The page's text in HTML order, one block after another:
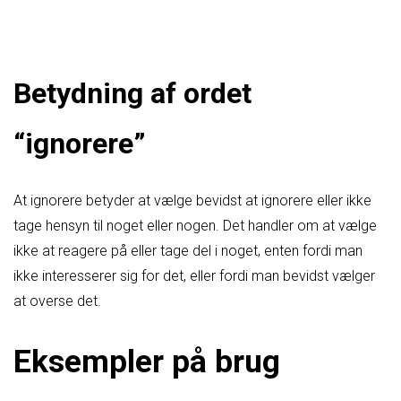
Betydning af ordet
“ignorere”
At ignorere betyder at vælge bevidst at ignorere eller ikke
tage hensyn til noget eller nogen. Det handler om at vælge
ikke at reagere på eller tage del i noget, enten fordi man
ikke interesserer sig for det, eller fordi man bevidst vælger
at overse det.
Eksempler på brug